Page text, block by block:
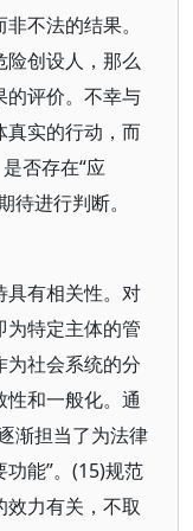
不法的结果。
险创设人，那么
的评价。不幸与
真实的行动，而
否存在“应
进行判断。
具有相关性。对
为特定主体的管
为社会系统的分
和一般化。通
渐担当了为法律
能”。(15)规范
力有关，不取